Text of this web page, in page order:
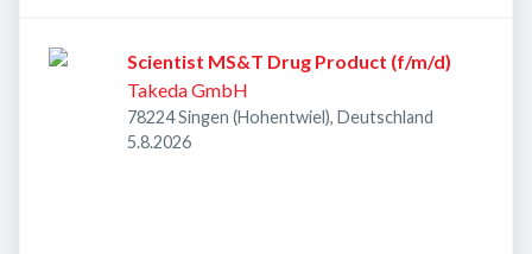
Scientist MS&T Drug Product (f/m/d)
Takeda GmbH
78224 Singen (Hohentwiel), Deutschland
Veröffentlicht
5.8.2026